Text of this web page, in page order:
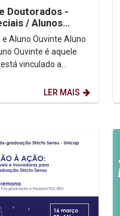
Doutorados -
/ Alunos
Ouvinte Aluno
Ouvinte é aquele
vinculado a
e deseja cursar...
LER MAIS